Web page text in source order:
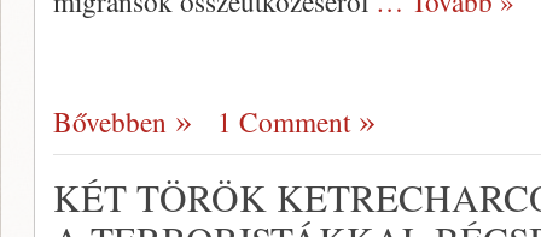
Bővebben 1 Comment
KÉT TÖRÖK